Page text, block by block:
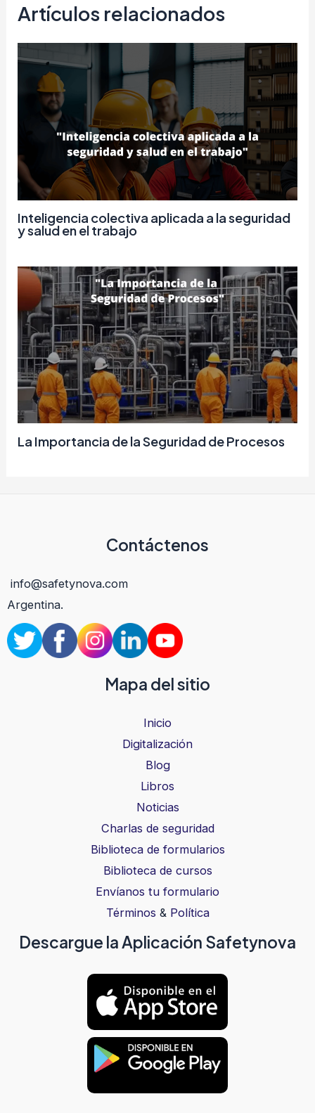
Artículos relacionados
Inteligencia colectiva aplicada a la seguridad
y salud en el trabajo
La Importancia de la Seguridad de Procesos
Contáctenos
info@safetynova.com
Argentina.
Mapa del sitio
Inicio
Digitalización
Blog
Libros
Noticias
Charlas de seguridad
Biblioteca de formularios
Biblioteca de cursos
Envíanos tu formulario
Términos & Política
Descargue la Aplicación Safetynova